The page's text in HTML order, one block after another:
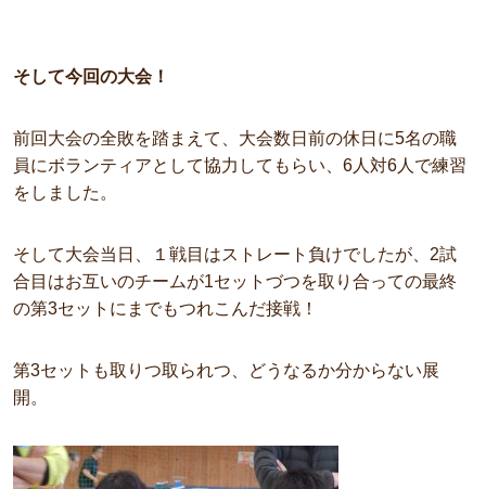
そして今回の大会！
前回大会の全敗を踏まえて、大会数日前の休日に5名の職
員にボランティアとして協力してもらい、6人対6人で練習
をしました。
そして大会当日、１戦目はストレート負けでしたが、2試
合目はお互いのチームが1セットづつを取り合っての最終
の第3セットにまでもつれこんだ接戦！
第3セットも取りつ取られつ、どうなるか分からない展
開。